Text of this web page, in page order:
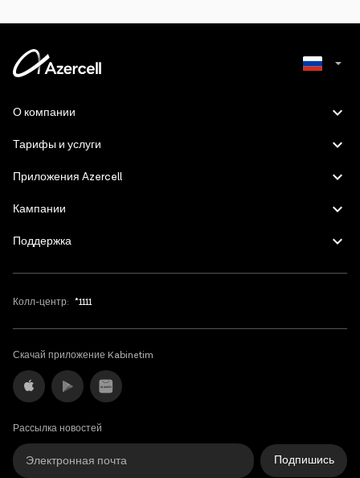
О компании
Тарифы и услуги
Приложения Azercell
Кампании
Поддержка
Колл-центр: *1111
Скачай приложение Kabinetim
Рассылка новостей
Подпишись